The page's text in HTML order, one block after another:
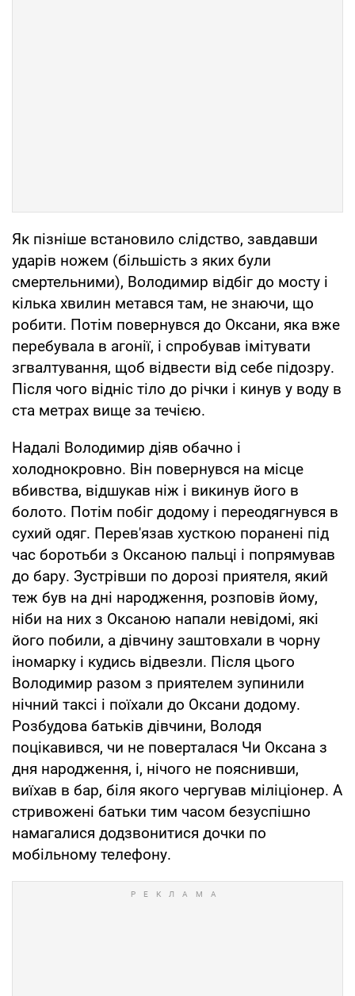
Як пізніше встановило слідство, завдавши
ударів ножем (більшість з яких були
смертельними), Володимир відбіг до мосту і
кілька хвилин метався там, не знаючи, що
робити. Потім повернувся до Оксани, яка вже
перебувала в агонії, і спробував імітувати
згвалтування, щоб відвести від себе підозру.
Після чого відніс тіло до річки і кинув у воду в
ста метрах вище за течією.
Надалі Володимир діяв обачно і
холоднокровно. Він повернувся на місце
вбивства, відшукав ніж і викинув його в
болото. Потім побіг додому і переодягнувся в
сухий одяг. Перев'язав хусткою поранені під
час боротьби з Оксаною пальці і попрямував
до бару. Зустрівши по дорозі приятеля, який
теж був на дні народження, розповів йому,
ніби на них з Оксаною напали невідомі, які
його побили, а дівчину заштовхали в чорну
іномарку і кудись відвезли. Після цього
Володимир разом з приятелем зупинили
нічний таксі і поїхали до Оксани додому.
Розбудова батьків дівчини, Володя
поцікавився, чи не поверталася Чи Оксана з
дня народження, і, нічого не пояснивши,
виїхав в бар, біля якого чергував міліціонер. А
стривожені батьки тим часом безуспішно
намагалися додзвонитися дочки по
мобільному телефону.